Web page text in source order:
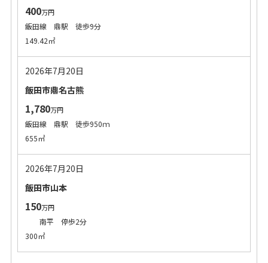
400万円
飯田線 鼎駅 徒歩9分
149.42㎡
2026年7月20日
飯田市鼎名古熊
1,780万円
飯田線 鼎駅 徒歩950ｍ
655㎡
2026年7月20日
飯田市山本
150万円
南平 停歩2分
300㎡